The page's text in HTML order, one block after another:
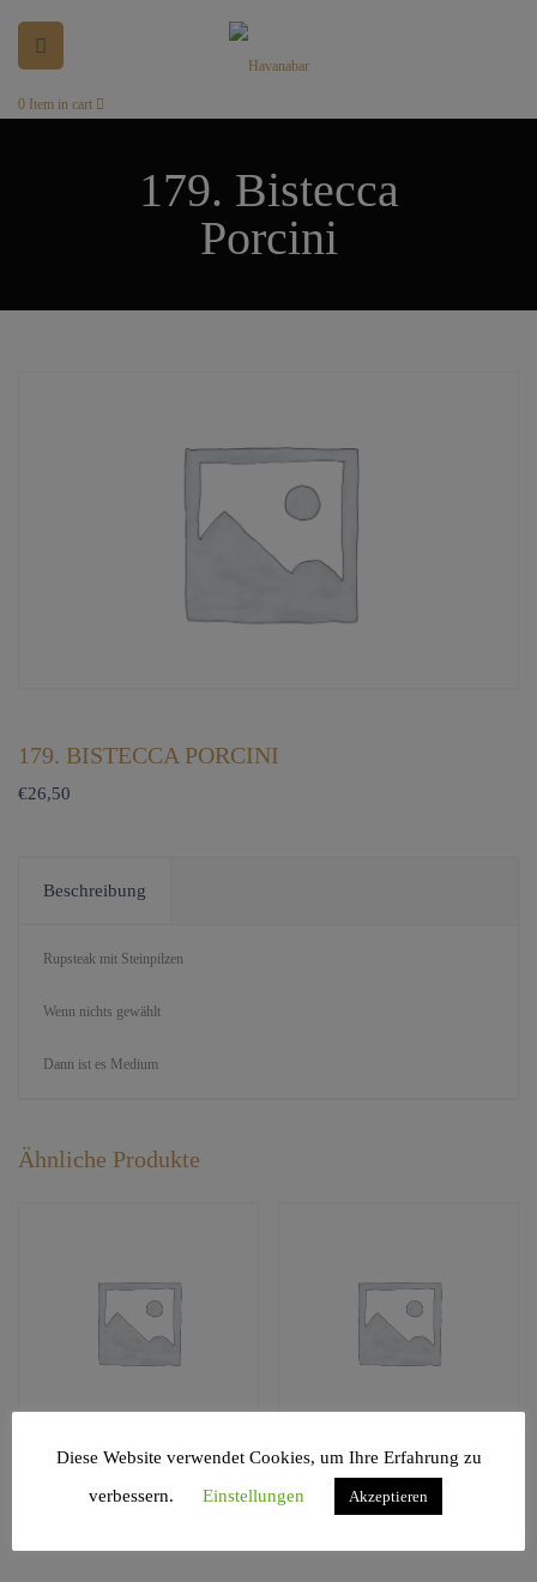
0 Item in cart
179. Bistecca
Porcini
179. BISTECCA PORCINI
€26,50
Beschreibung
Rupsteak mit Steinpilzen
Wenn nichts gewählt
Dann ist es Medium
Ähnliche Produkte
177. Bistecca con
Cipolla
Diese Website verwendet Cookies, um Ihre Erfahrung zu
verbessern.
Einstellungen Akzeptieren